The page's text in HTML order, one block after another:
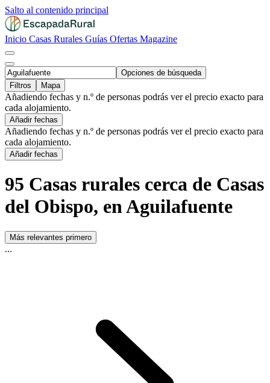
Salto al contenido principal
Inicio Casas Rurales Guías Ofertas Magazine
Opciones de búsqueda
Filtros
Mapa
Añadiendo fechas y n.º de personas podrás ver el precio exacto para
cada alojamiento.
Añadir fechas
Añadiendo fechas y n.º de personas podrás ver el precio exacto para
cada alojamiento.
Añadir fechas
95 Casas rurales cerca de Casas
del Obispo, en Aguilafuente
Más relevantes primero
...